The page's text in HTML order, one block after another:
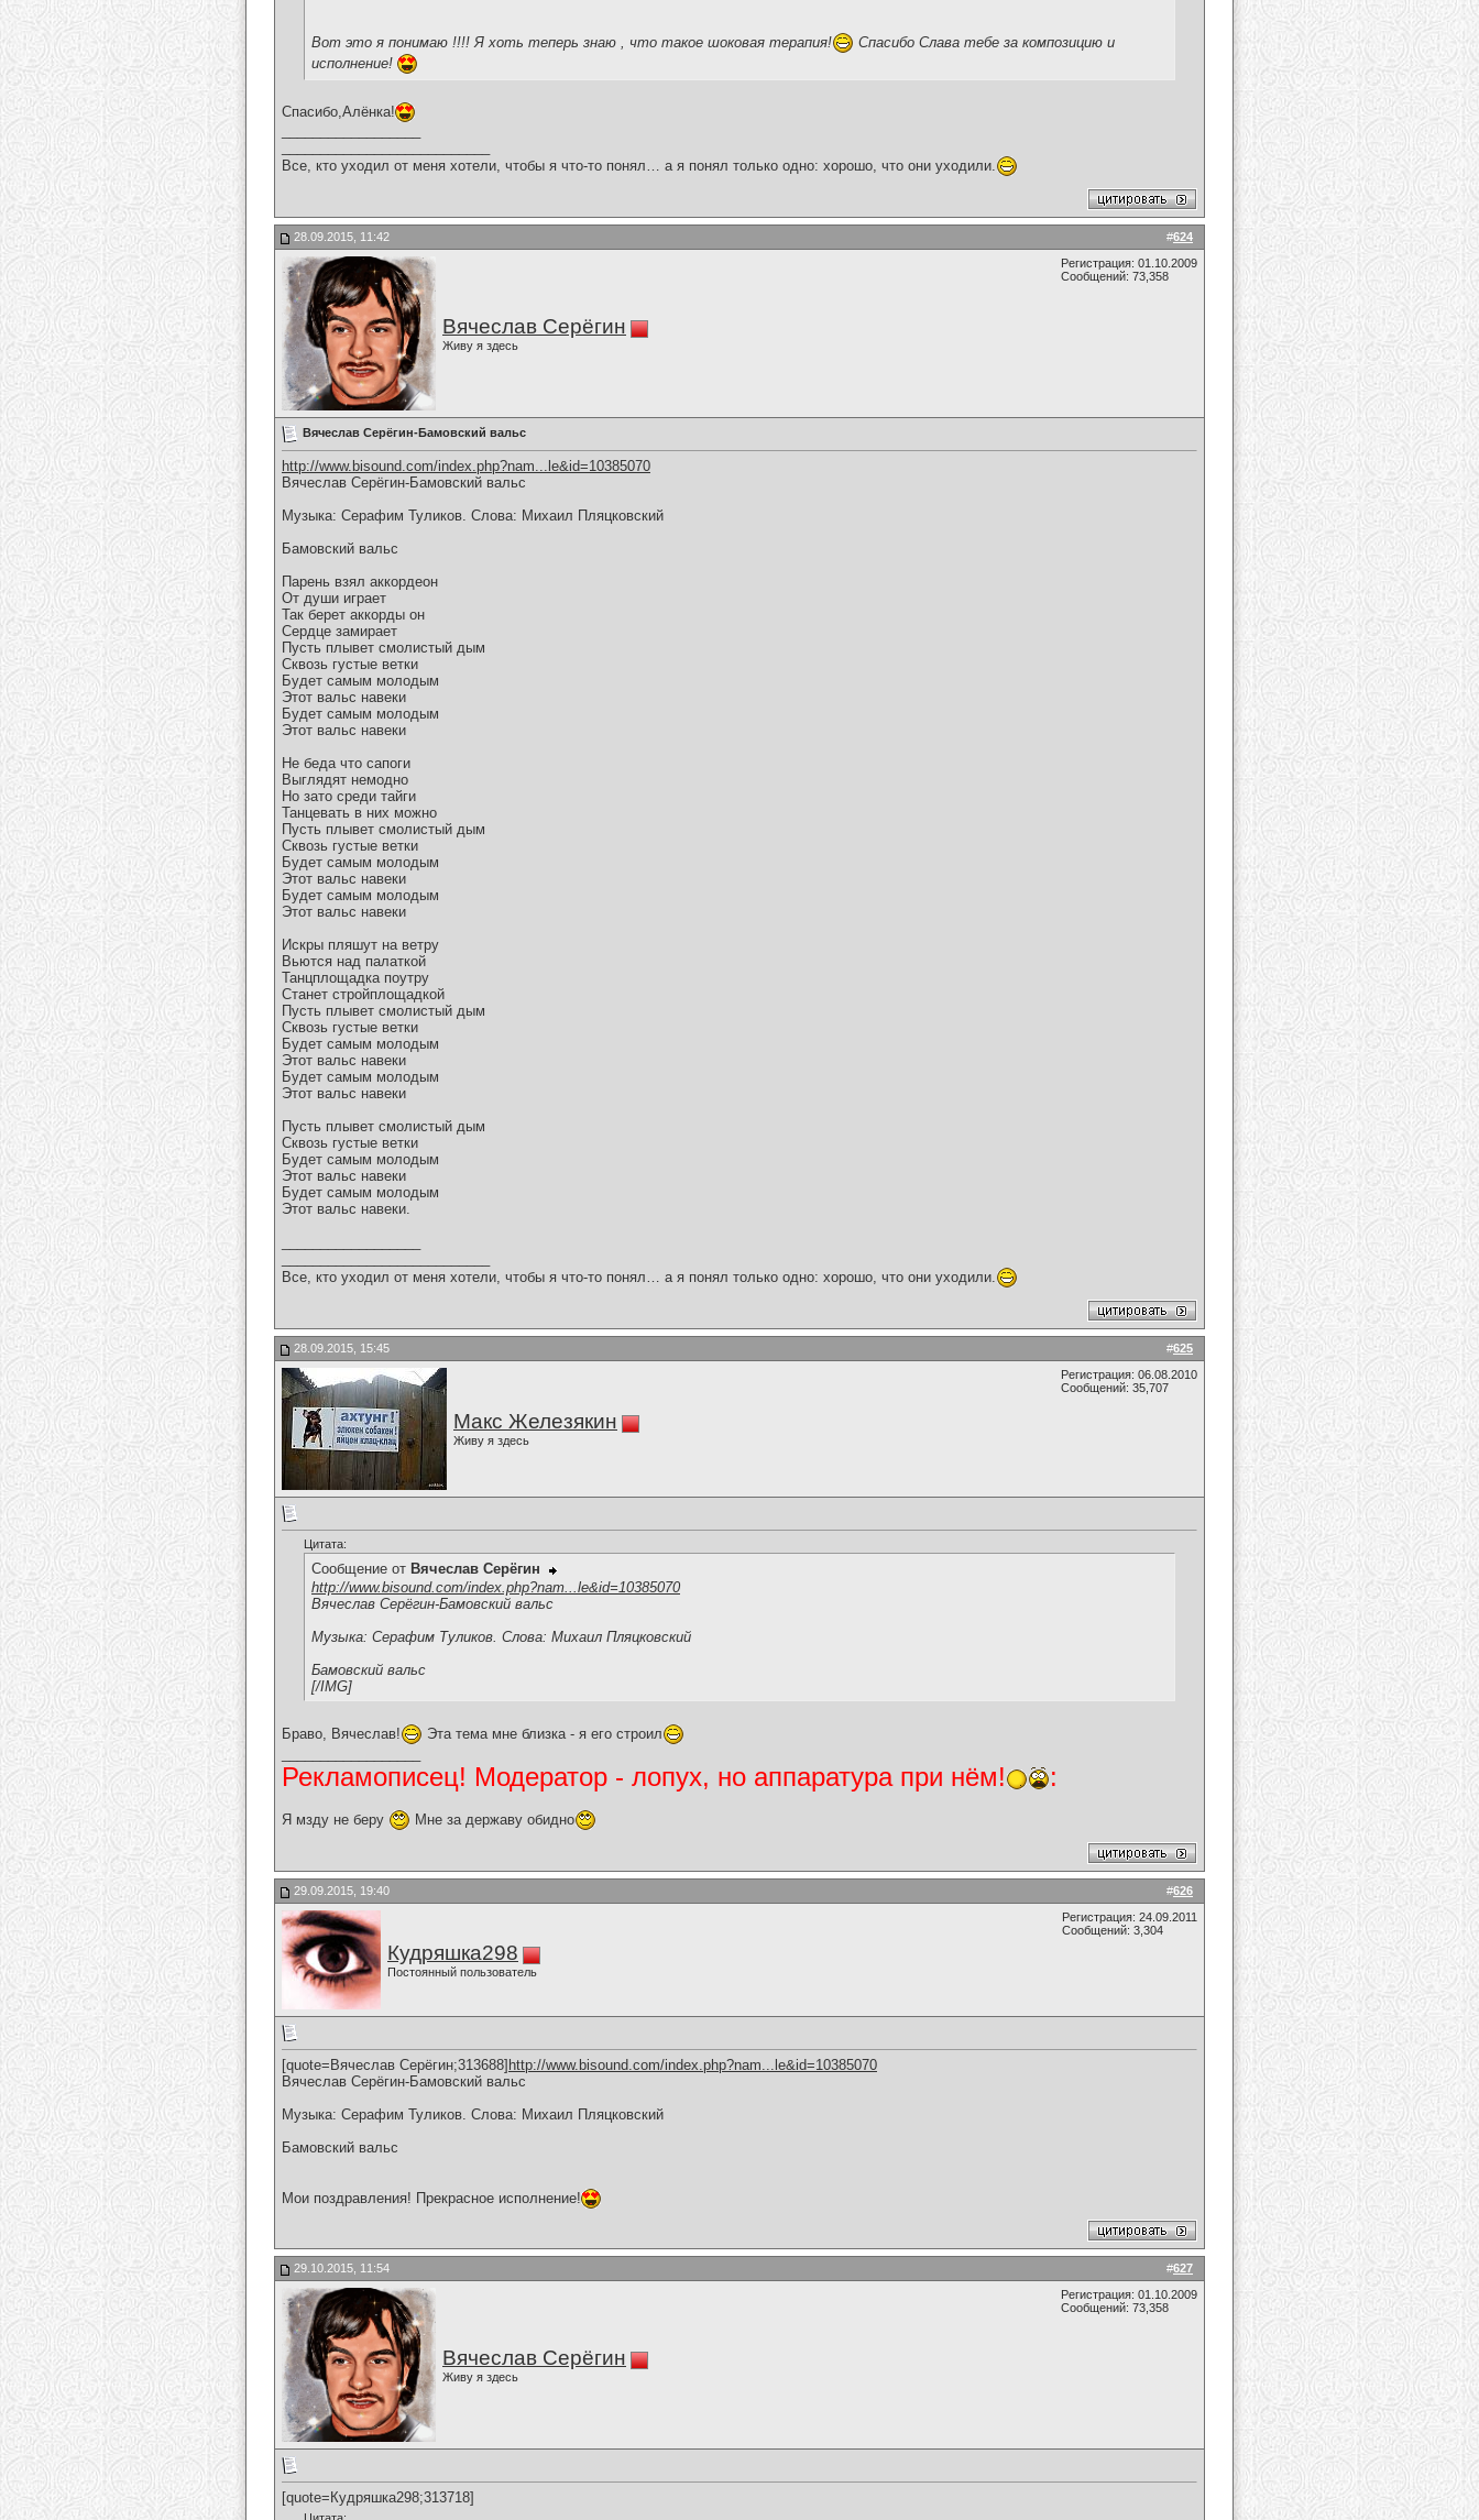
Вот это я понимаю !!!! Я хоть теперь знаю , что такое шоковая терапия!
Спасибо Слава тебе за композицию и
исполнение!
Спасибо,Алёнка!
Все, кто уходил от меня хотели, чтобы я что-то понял… а я понял только одно: хорошо, что они уходили.
#624
28.09.2015, 11:42
Вячеслав Серёгин
Живу я здесь
Регистрация: 01.10.2009
Сообщений: 73,358
Вячеслав Серёгин-Бамовский вальс
http://www.bisound.com/index.php?nam...le&id=10385070
Вячеслав Серёгин-Бамовский вальс
Музыка: Серафим Туликов. Слова: Михаил Пляцковский
Бамовский вальс
Парень взял аккордеон
От души играет
Так берет аккорды он
Сердце замирает
Пусть плывет смолистый дым
Сквозь густые ветки
Будет самым молодым
Этот вальс навеки
Будет самым молодым
Этот вальс навеки
Не беда что сапоги
Выглядят немодно
Но зато среди тайги
Танцевать в них можно
Пусть плывет смолистый дым
Сквозь густые ветки
Будет самым молодым
Этот вальс навеки
Будет самым молодым
Этот вальс навеки
Искры пляшут на ветру
Вьются над палаткой
Танцплощадка поутру
Станет стройплощадкой
Пусть плывет смолистый дым
Сквозь густые ветки
Будет самым молодым
Этот вальс навеки
Будет самым молодым
Этот вальс навеки
Пусть плывет смолистый дым
Сквозь густые ветки
Будет самым молодым
Этот вальс навеки
Будет самым молодым
Этот вальс навеки.
Все, кто уходил от меня хотели, чтобы я что-то понял… а я понял только одно: хорошо, что они уходили.
#625
28.09.2015, 15:45
Макс Железякин
Живу я здесь
Регистрация: 06.08.2010
Сообщений: 35,707
Цитата:
Сообщение от Вячеслав Серёгин
http://www.bisound.com/index.php?nam...le&id=10385070
Вячеслав Серёгин-Бамовский вальс
Музыка: Серафим Туликов. Слова: Михаил Пляцковский
Бамовский вальс
[/IMG]
Браво, Вячеслав!
Эта тема мне близка - я его строил
Рекламописец! Модератор - лопух, но аппаратура при нём! :
Я мзду не беру Мне за державу обидно
#626
29.09.2015, 19:40
Кудряшка298
Постоянный пользователь
Регистрация: 24.09.2011
Сообщений: 3,304
[quote=Вячеслав Серёгин;313688] http://www.bisound.com/index.php?nam...le&id=10385070
Вячеслав Серёгин-Бамовский вальс
Музыка: Серафим Туликов. Слова: Михаил Пляцковский
Бамовский вальс
Мои поздравления! Прекрасное исполнение!
#627
29.10.2015, 11:54
Вячеслав Серёгин
Живу я здесь
Регистрация: 01.10.2009
Сообщений: 73,358
[quote=Кудряшка298;313718]